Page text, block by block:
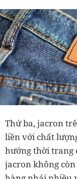
Thứ ba, jacron
liền với chất
hướng thời trang
jacron không